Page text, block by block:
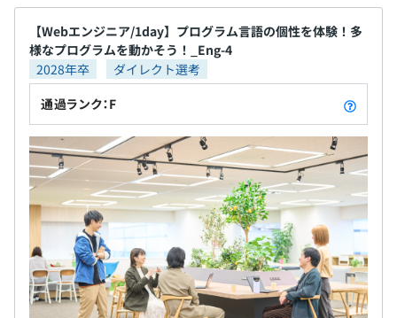
【Webエンジニア/1day】プログラム言語の個性を体験！多
様なプログラムを動かそう！_Eng-4
2028年卒
ダイレクト選考
通過ランク：F